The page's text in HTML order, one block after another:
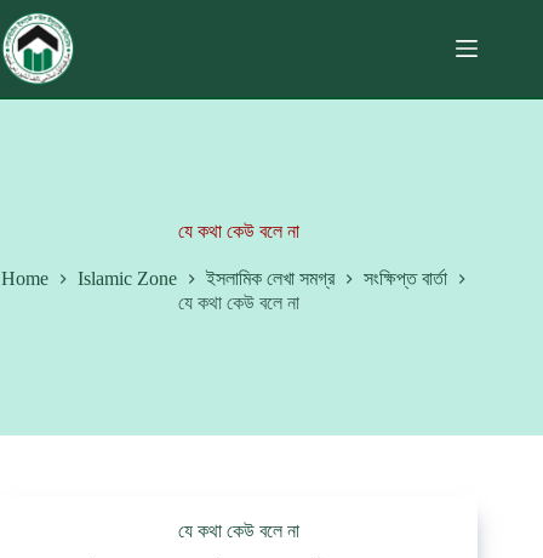
যে কথা কেউ বলে না
Home Islamic Zone ইসলামিক লেখা সমগ্র
সংক্ষিপ্ত বার্তা
যে কথা কেউ বলে না
যে কথা কেউ বলে না